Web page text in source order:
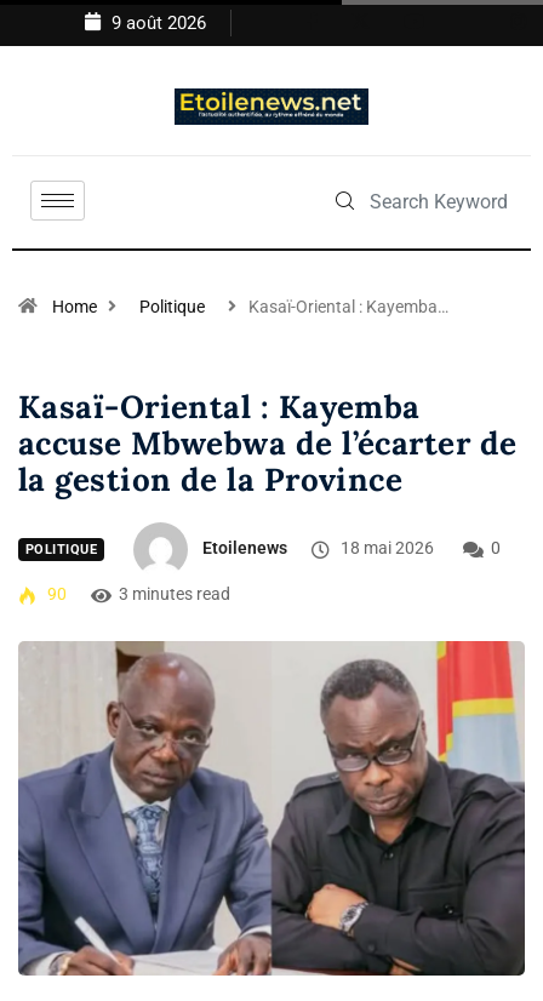
9 août 2026
Home Politique Kasaï-Oriental : Kayemba…
Kasaï-Oriental : Kayemba
accuse Mbwebwa de l’écarter de
la gestion de la Province
POLITIQUE Etoilenews 18 mai 2026 0
90 3 minutes read